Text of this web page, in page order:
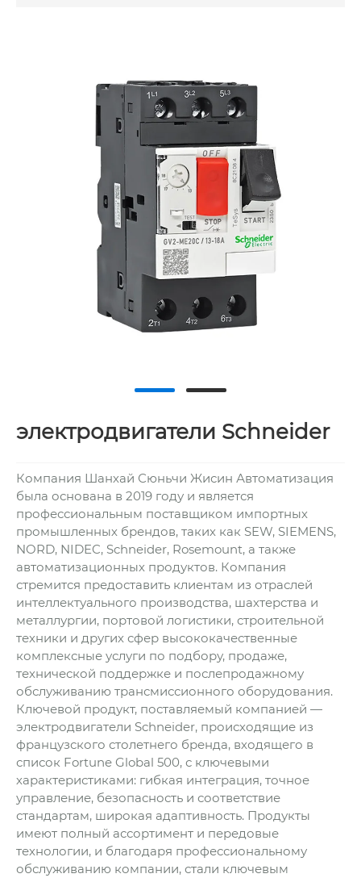
электродвигатели Schneider
Компания Шанхай Сюньчи Жисин Автоматизация
была основана в 2019 году и является
профессиональным поставщиком импортных
промышленных брендов, таких как SEW, SIEMENS,
NORD, NIDEC, Schneider, Rosemount, а также
автоматизационных продуктов. Компания
стремится предоставить клиентам из отраслей
интеллектуального производства, шахтерства и
металлургии, портовой логистики, строительной
техники и других сфер высококачественные
комплексные услуги по подбору, продаже,
технической поддержке и послепродажному
обслуживанию трансмиссионного оборудования.
Ключевой продукт, поставляемый компанией —
электродвигатели Schneider, происходящие из
французского столетнего бренда, входящего в
список Fortune Global 500, с ключевыми
характеристиками: гибкая интеграция, точное
управление, безопасность и соответствие
стандартам, широкая адаптивность. Продукты
имеют полный ассортимент и передовые
технологии, и благодаря профессиональному
обслуживанию компании, стали ключевым